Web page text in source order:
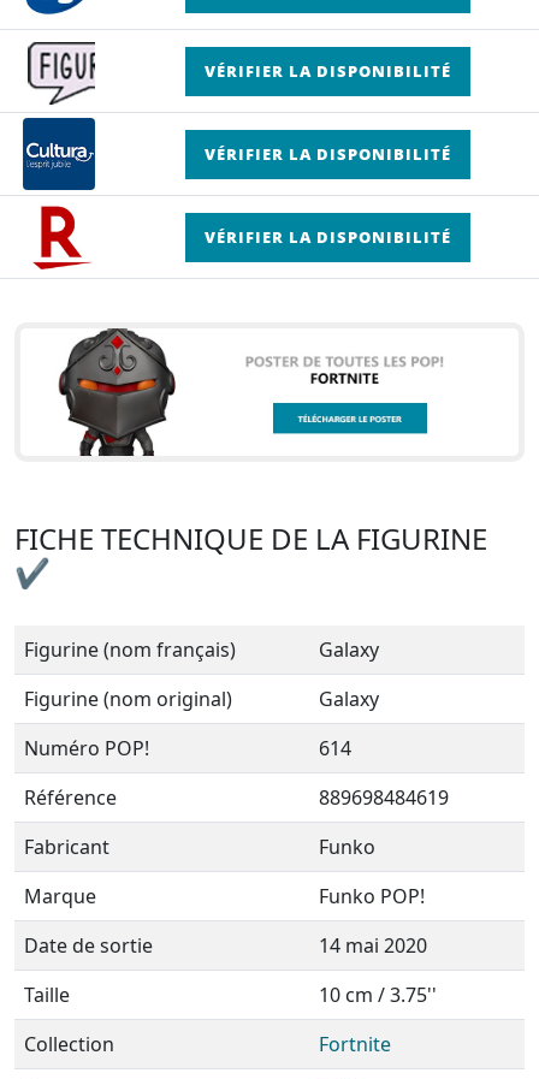
VÉRIFIER LA DISPONIBILITÉ
VÉRIFIER LA DISPONIBILITÉ
VÉRIFIER LA DISPONIBILITÉ
FICHE TECHNIQUE DE LA FIGURINE
✔
Figurine (nom français)
Galaxy
Figurine (nom original)
Galaxy
Numéro POP!
614
Référence
889698484619
Fabricant
Funko
Marque
Funko POP!
Date de sortie
14 mai 2020
Taille
10 cm / 3.75''
Collection
Fortnite